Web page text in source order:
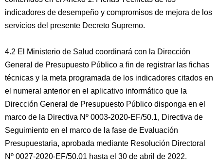
indicadores de desempeño y compromisos de mejora de los
servicios del presente Decreto Supremo.
4.2 El Ministerio de Salud coordinará con la Dirección
General de Presupuesto Público a fin de registrar las fichas
técnicas y la meta programada de los indicadores citados en
el numeral anterior en el aplicativo informático que la
Dirección General de Presupuesto Público disponga en el
marco de la Directiva Nº 0003-2020-EF/50.1, Directiva de
Seguimiento en el marco de la fase de Evaluación
Presupuestaria, aprobada mediante Resolución Directoral
Nº 0027-2020-EF/50.01 hasta el 30 de abril de 2022.